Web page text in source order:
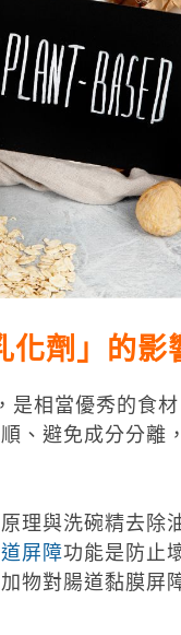
化劑」的影
是相當優秀的食
、避免成分分離
理與洗碗精去除
屏障功能是防止
物對腸道黏膜屏